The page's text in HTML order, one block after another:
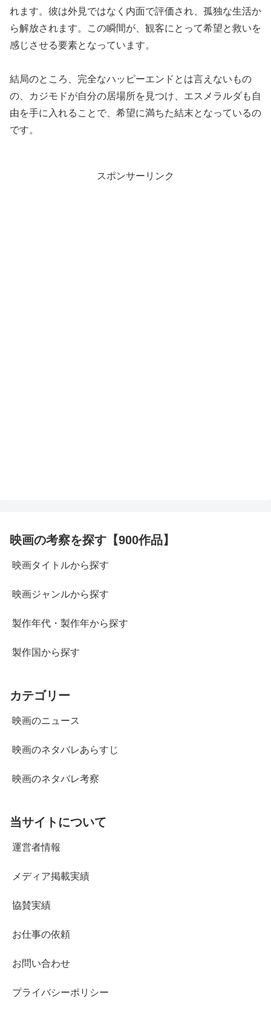
れます。彼は外見ではなく内面で評価され、孤独な生活か
ら解放されます。この瞬間が、観客にとって希望と救いを
感じさせる要素となっています。
結局のところ、完全なハッピーエンドとは言えないもの
の、カジモドが自分の居場所を見つけ、エスメラルダも自
由を手に入れることで、希望に満ちた結末となっているの
です。
スポンサーリンク
映画の考察を探す【900作品】
映画タイトルから探す
映画ジャンルから探す
製作年代・製作年から探す
製作国から探す
カテゴリー
映画のニュース
映画のネタバレあらすじ
映画のネタバレ考察
当サイトについて
運営者情報
メディア掲載実績
協賛実績
お仕事の依頼
お問い合わせ
プライバシーポリシー